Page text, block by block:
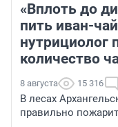
«Вплоть до
пить иван-
нутрициолог
количество
8 августа 15 316
В лесах
правильно